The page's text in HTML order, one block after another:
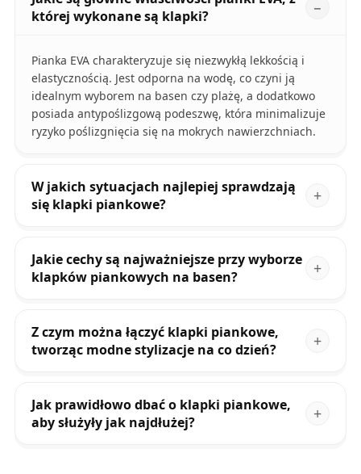
której wykonane są klapki?
Pianka EVA charakteryzuje się niezwykłą lekkością i
elastycznością. Jest odporna na wodę, co czyni ją
idealnym wyborem na basen czy plażę, a dodatkowo
posiada antypoślizgową podeszwę, która minimalizuje
ryzyko poślizgnięcia się na mokrych nawierzchniach.
W jakich sytuacjach najlepiej sprawdzają
się klapki piankowe?
Jakie cechy są najważniejsze przy wyborze
klapków piankowych na basen?
Z czym można łączyć klapki piankowe,
tworząc modne stylizacje na co dzień?
Jak prawidłowo dbać o klapki piankowe,
aby służyły jak najdłużej?